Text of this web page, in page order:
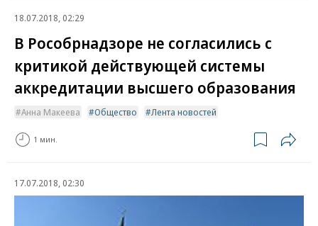
18.07.2018, 02:29
В Рособрнадзоре не согласились с
критикой действующей системы
аккредитации высшего образования
Анна Макеева Общество Лента новостей
1 мин.
17.07.2018, 02:30